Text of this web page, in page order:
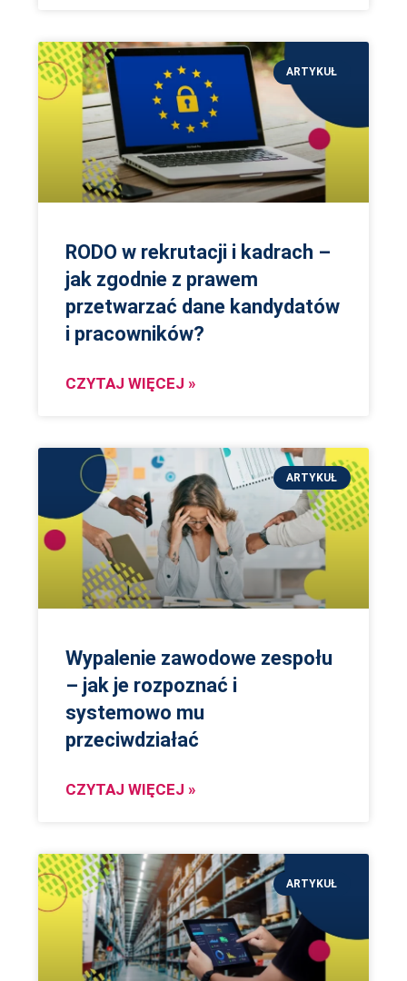
ARTYKUŁ
RODO w rekrutacji i kadrach –
jak zgodnie z prawem
przetwarzać dane kandydatów
i pracowników?
CZYTAJ WIĘCEJ »
ARTYKUŁ
Wypalenie zawodowe zespołu
– jak je rozpoznać i
systemowo mu
przeciwdziałać
CZYTAJ WIĘCEJ »
ARTYKUŁ